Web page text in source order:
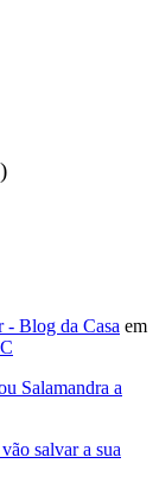
- Blog da Casa em
Salamandra a
salvar a sua